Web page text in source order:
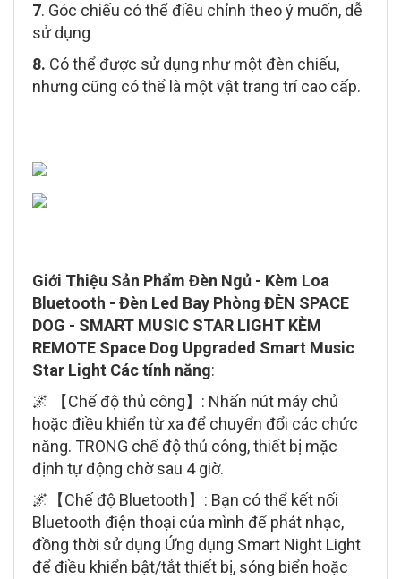
7. Góc chiếu có thể điều chỉnh theo ý muốn, dễ
sử dụng
8. Có thể được sử dụng như một đèn chiếu,
nhưng cũng có thể là một vật trang trí cao cấp.
Giới Thiệu Sản Phẩm Đèn Ngủ - Kèm Loa
Bluetooth - Đèn Led Bay Phòng ĐÈN SPACE
DOG - SMART MUSIC STAR LIGHT KÈM
REMOTE Space Dog Upgraded Smart Music
Star Light Các tính năng:
🌌 【Chế độ thủ công】: Nhấn nút máy chủ
hoặc điều khiển từ xa để chuyển đổi các chức
năng. TRONG chế độ thủ công, thiết bị mặc
định tự động chờ sau 4 giờ.
🌌【Chế độ Bluetooth】: Bạn có thể kết nối
Bluetooth điện thoại của mình để phát nhạc,
đồng thời sử dụng Ứng dụng Smart Night Light
để điều khiển bật/tắt thiết bị, sóng biển hoặc